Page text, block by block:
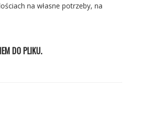
na własne potrzeby, na
DO PLIKU.